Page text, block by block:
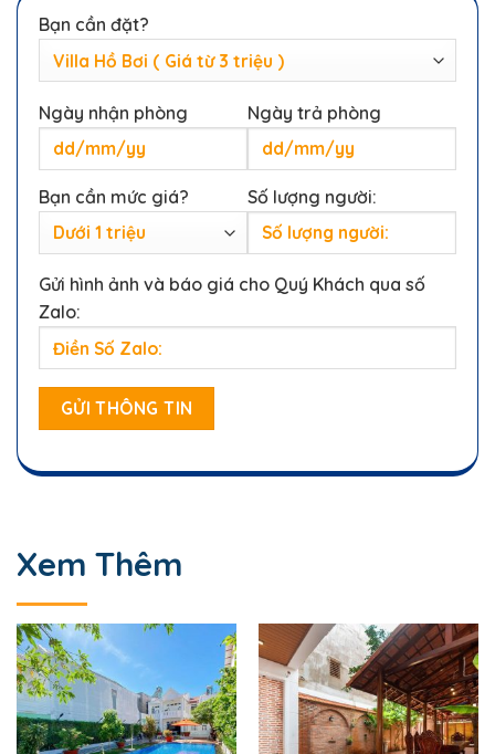
Bạn cần đặt?
Ngày nhận phòng Ngày trả phòng
Bạn cần mức giá? Số lượng người:
Gửi hình ảnh và báo giá cho Quý Khách qua số
Zalo:
Xem Thêm